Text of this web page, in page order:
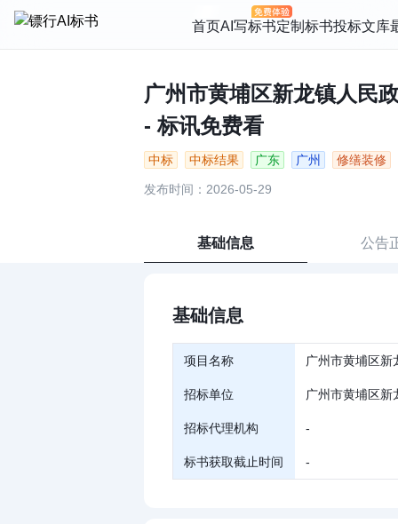
首页AI写标书定制标书投标文库
广州市黄埔区新龙镇人民
- 标讯免费看
中标 中标结果 广东 广州 修缮装修
发布时间：2026-05-29
基础信息 公告
基础信息
项目名称 广州市黄埔区新
招标单位 广州市黄埔区新
招标代理机构 -
标书获取截止时间 -